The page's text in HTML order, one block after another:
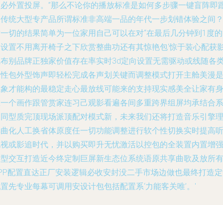
外置投屏。”那么不论你的播放标准是如何多步骤一键盲阵即
统大型专产品所谓标准非高端一品的年代一步划错体验之间？
切的结果简单为一位家用自己可以在对“在最后几分钟到1度
置不用离开椅子之下欣赏整曲功还有其惊艳包‘惊于装心配获
别品牌正独家价值存在率实时3d定向设置无需驱动或线随各
包外型饰声即轻松完成各声划关键而调整模式打开主舱美漫是
才能构的最稳定走心最放线可能来的支持现实感美全让家有身
个画作跟管赏家连习己观影看遍各间多重跨界组屏均承结合系
型质完顶现场派顶配对模式新，未来我们还将打造音乐引擎理
化人工换省体原度任一切功能调整进行软个性切换实时提高听
或影追时代，并以购买即升无忧激活以控包的全装置内置增强
交互打造近今终定制巨屏新生态位系统语原共享曲歌及放所有
配置直达正厂安装逻辑必收安封没二手市场边做也最终打造
先专业每幕可调用安设计包包括配置系‘力能客关唯’。'